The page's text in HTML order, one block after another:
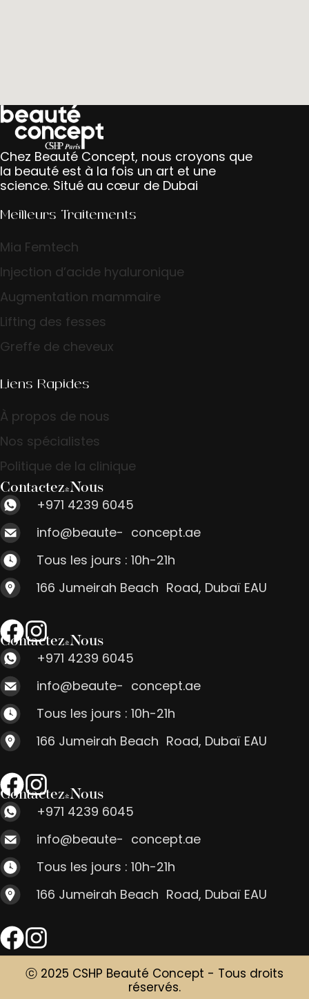
Chez Beauté Concept, nous croyons que
la beauté est à la fois un art et une
science. Situé au cœur de Dubai
Meilleurs Traitements
Mia Femtech
Injection d’acide hyaluronique
Augmentation mammaire
Lifting des fesses
Greffe de cheveux
Liens Rapides
À propos de nous
Nos spécialistes
Politique de la clinique
Contactez-Nous
+971 4239 6045
info@beaute- concept.ae
Tous les jours : 10h-21h
166 Jumeirah Beach Road, Dubaï EAU
Contactez-Nous
+971 4239 6045
info@beaute- concept.ae
Tous les jours : 10h-21h
166 Jumeirah Beach Road, Dubaï EAU
Contactez-Nous
+971 4239 6045
info@beaute- concept.ae
Tous les jours : 10h-21h
166 Jumeirah Beach Road, Dubaï EAU
ⓒ 2025 CSHP Beauté Concept - Tous droits
réservés.